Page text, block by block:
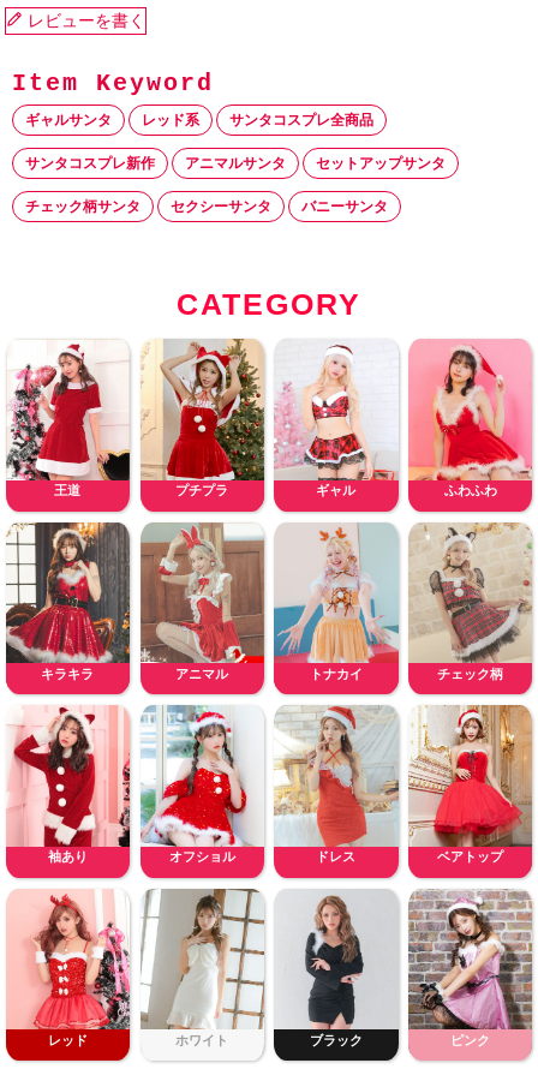
レビューを書く
ギャルサンタ レッド系 サンタコスプレ全商品
サンタコスプレ新作 アニマルサンタ セットアップサンタ
チェック柄サンタ セクシーサンタ バニーサンタ
CATEGORY
王道 プチプラ ギャル ふわふわ
キラキラ アニマル トナカイ チェック柄
袖あり オフショル ドレス ベアトップ
レッド ホワイト ブラック ピンク